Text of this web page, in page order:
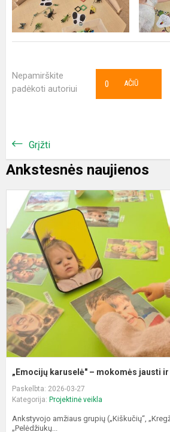
Nepamirškite
padėkoti autoriui
AČIŪ
0
Grįžti
Ankstesnės naujienos
„Emocijų karuselė" – mokomės jausti
Paskelbta: 2026-03-27
Kategorija: Projektinė veikla
Ankstyvojo amžiaus grupių („Kiškučių“,
„Pelėdžiukų...